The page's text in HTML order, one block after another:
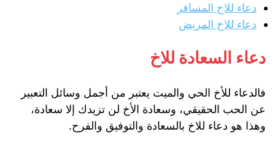
دعاء للاخ المسافر
دعاء للاخ المريض
دعاء السعادة للاخ
فالدعاء للأخ الحي والميت يعتبر من أجمل وسائل التعبير
عن الحب الحقيقي، وسعادة الأخ لن تزيدك إلا سعادة،
وهذا هو دعاء للاخ بالسعادة والتوفيق والفرح.